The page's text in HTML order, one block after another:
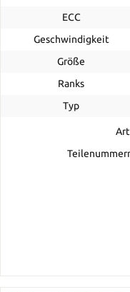
ECC
Geschwindigkeit
Größe
Ranks
Typ